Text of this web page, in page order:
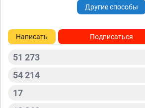
Другие способы
Написать Подписаться
51 273
54 214
17